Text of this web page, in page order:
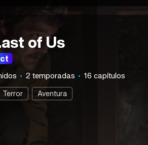
of Us
2 temporadas 16 capítulos
Terror Aventura